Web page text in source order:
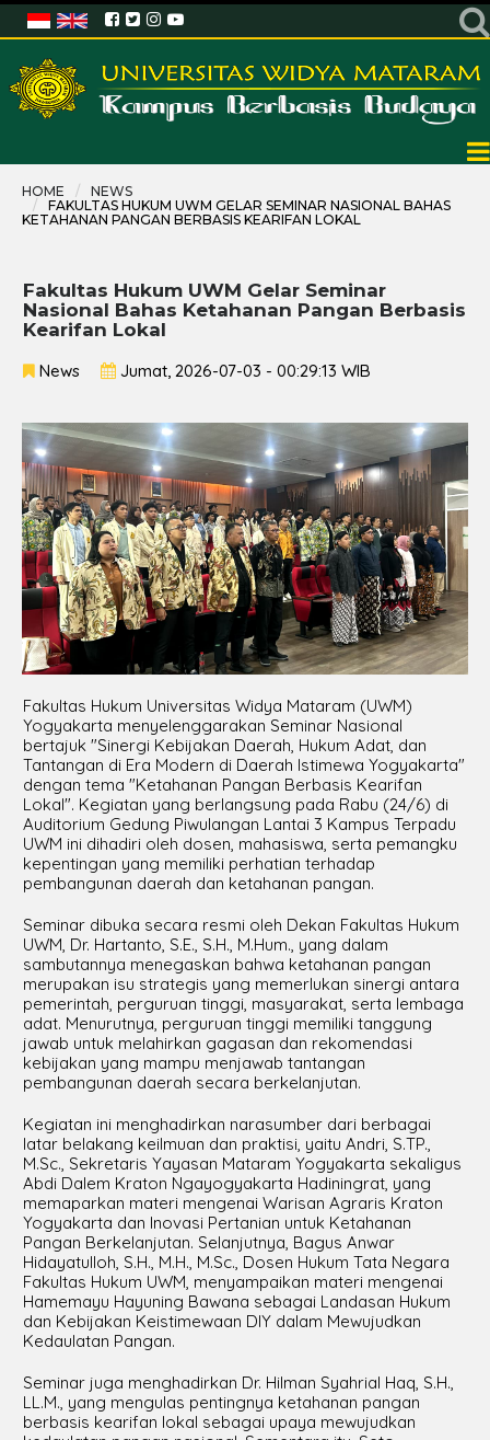
HOME
NEWS
FAKULTAS HUKUM UWM GELAR SEMINAR NASIONAL BAHAS
KETAHANAN PANGAN BERBASIS KEARIFAN LOKAL
Fakultas Hukum UWM Gelar Seminar
Nasional Bahas Ketahanan Pangan Berbasis
Kearifan Lokal
News Jumat, 2026-07-03 - 00:29:13 WIB
Fakultas Hukum Universitas Widya Mataram (UWM)
Yogyakarta menyelenggarakan Seminar Nasional
bertajuk "Sinergi Kebijakan Daerah, Hukum Adat, dan
Tantangan di Era Modern di Daerah Istimewa Yogyakarta"
dengan tema "Ketahanan Pangan Berbasis Kearifan
Lokal". Kegiatan yang berlangsung pada Rabu (24/6) di
Auditorium Gedung Piwulangan Lantai 3 Kampus Terpadu
UWM ini dihadiri oleh dosen, mahasiswa, serta pemangku
kepentingan yang memiliki perhatian terhadap
pembangunan daerah dan ketahanan pangan.
Seminar dibuka secara resmi oleh Dekan Fakultas Hukum
UWM, Dr. Hartanto, S.E., S.H., M.Hum., yang dalam
sambutannya menegaskan bahwa ketahanan pangan
merupakan isu strategis yang memerlukan sinergi antara
pemerintah, perguruan tinggi, masyarakat, serta lembaga
adat. Menurutnya, perguruan tinggi memiliki tanggung
jawab untuk melahirkan gagasan dan rekomendasi
kebijakan yang mampu menjawab tantangan
pembangunan daerah secara berkelanjutan.
Kegiatan ini menghadirkan narasumber dari berbagai
latar belakang keilmuan dan praktisi, yaitu Andri, S.TP.,
M.Sc., Sekretaris Yayasan Mataram Yogyakarta sekaligus
Abdi Dalem Kraton Ngayogyakarta Hadiningrat, yang
memaparkan materi mengenai Warisan Agraris Kraton
Yogyakarta dan Inovasi Pertanian untuk Ketahanan
Pangan Berkelanjutan. Selanjutnya, Bagus Anwar
Hidayatulloh, S.H., M.H., M.Sc., Dosen Hukum Tata Negara
Fakultas Hukum UWM, menyampaikan materi mengenai
Hamemayu Hayuning Bawana sebagai Landasan Hukum
dan Kebijakan Keistimewaan DIY dalam Mewujudkan
Kedaulatan Pangan.
Seminar juga menghadirkan Dr. Hilman Syahrial Haq, S.H.,
LL.M., yang mengulas pentingnya ketahanan pangan
berbasis kearifan lokal sebagai upaya mewujudkan